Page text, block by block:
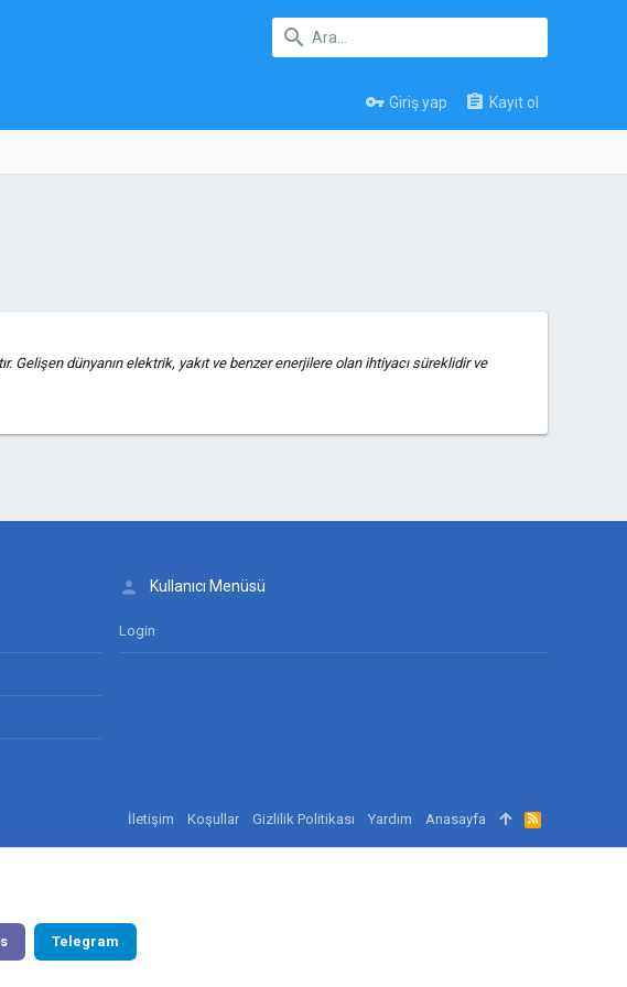
Giriş yap Kayıt ol
Gelişen dünyanın elektrik, yakıt ve benzer enerjilere olan ihtiyacı süreklidir ve
Kullanıcı Menüsü
Login
İletişim Koşullar Gizlilik Politikası Yardım Anasayfa
R
S
S
Telegram